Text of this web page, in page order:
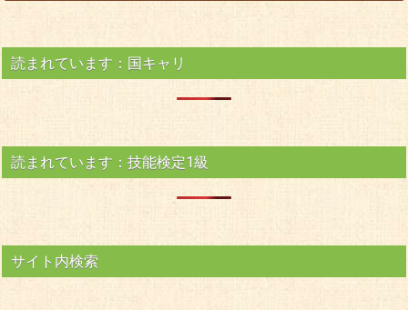
読まれています：国キャリ
読まれています：技能検定1級
サイト内検索